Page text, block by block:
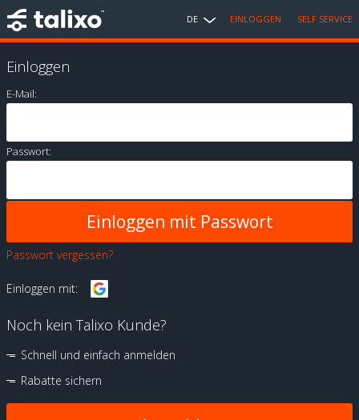
DE EINLOGGEN SELF SERVICE
Einloggen
E-Mail:
Passwort:
Passwort vergessen?
Einloggen mit:
Noch kein Talixo Kunde?
Schnell und einfach anmelden
Rabatte sichern